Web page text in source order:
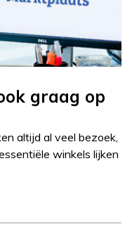
graag op
altijd al veel bezoek,
winkels lijken